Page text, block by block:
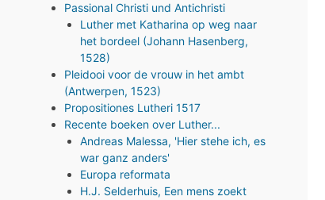
Passional Christi und Antichristi
Luther met Katharina op weg naar
het bordeel (Johann Hasenberg,
1528)
Pleidooi voor de vrouw in het ambt
(Antwerpen, 1523)
Propositiones Lutheri 1517
Recente boeken over Luther...
Andreas Malessa, 'Hier stehe ich, es
war ganz anders'
Europa reformata
H.J. Selderhuis, Een mens zoekt